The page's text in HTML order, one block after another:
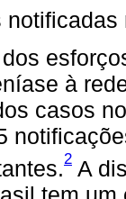
à
casos
2 A